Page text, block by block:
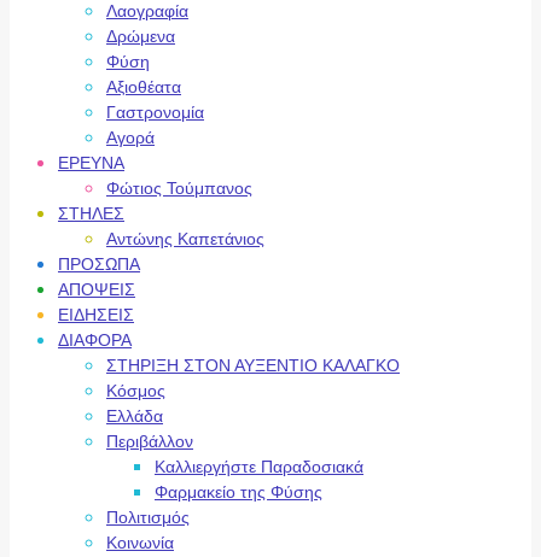
Λαογραφία
Δρώμενα
Φύση
Αξιοθέατα
Γαστρονομία
Αγορά
ΕΡΕΥΝΑ
Φώτιος Τούμπανος
ΣΤΗΛΕΣ
Αντώνης Καπετάνιος
ΠΡΟΣΩΠΑ
ΑΠΟΨΕΙΣ
ΕΙΔΗΣΕΙΣ
ΔΙΑΦΟΡΑ
ΣΤΗΡΙΞΗ ΣΤΟΝ ΑΥΞΕΝΤΙΟ ΚΑΛΑΓΚΟ
Κόσμος
Ελλάδα
Περιβάλλον
Καλλιεργήστε Παραδοσιακά
Φαρμακείο της Φύσης
Πολιτισμός
Κοινωνία